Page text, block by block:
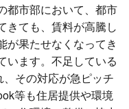
都市部において、都市
きても、賃料が高騰し
が果たせなくなってき
います。不足している
その対応が急ピッチ
等も住居提供や環境